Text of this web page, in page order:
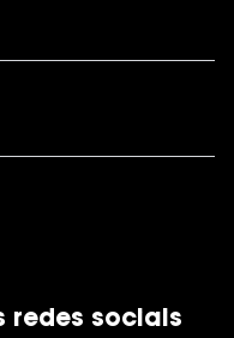
redes sociais